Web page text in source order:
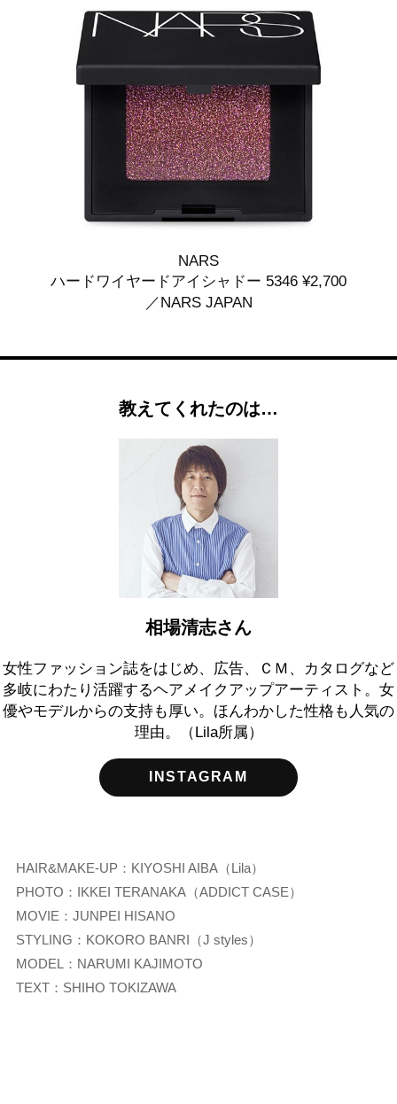
NARS
ハードワイヤードアイシャドー 5346 ¥2,700
／NARS JAPAN
教えてくれたのは…
相場清志さん
女性ファッション誌をはじめ、広告、ＣＭ、カタログなど
多岐にわたり活躍するヘアメイクアップアーティスト。女
優やモデルからの支持も厚い。ほんわかした性格も人気の
理由。（Lila所属）
INSTAGRAM
HAIR&MAKE-UP：KIYOSHI AIBA（Lila）
PHOTO：IKKEI TERANAKA（ADDICT CASE）
MOVIE：JUNPEI HISANO
STYLING：KOKORO BANRI（J styles）
MODEL：NARUMI KAJIMOTO
TEXT：SHIHO TOKIZAWA